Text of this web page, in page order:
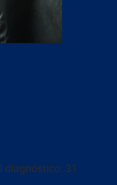
diagnóstico: 31